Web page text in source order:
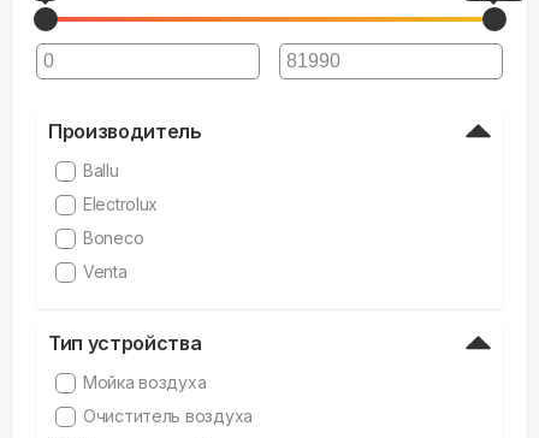
Производитель
Ballu
Electrolux
Boneco
Venta
Тип устройства
Мойка воздуха
Очиститель воздуха